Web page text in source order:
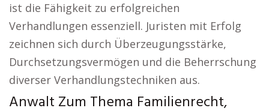
ist die Fähigkeit zu erfolgreichen
Verhandlungen essenziell. Juristen mit Erfolg
zeichnen sich durch Überzeugungsstärke,
Durchsetzungsvermögen und die Beherrschung
diverser Verhandlungstechniken aus.
Anwalt Zum Thema Familienrecht,